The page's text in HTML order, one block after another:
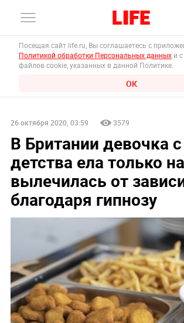
Посещая сайт life.ru, Вы соглашаетесь с
Политикой обработки Персональных данных и
файлов cookie, указанных в данной Политике.
ОК
26 октября 2020, 03:59 3579
В Британии девочка
детства ела только
вылечилась от
благодаря гипнозу